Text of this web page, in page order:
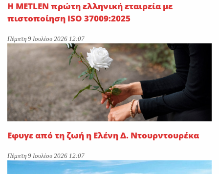
Η METLEN πρώτη ελληνική εταιρεία με
πιστοποίηση ISO 37009:2025
Πέμπτη 9 Ιουλίου 2026 12:07
Εφυγε από τη ζωή η Ελένη Δ. Ντουρντουρέκα
Πέμπτη 9 Ιουλίου 2026 12:07